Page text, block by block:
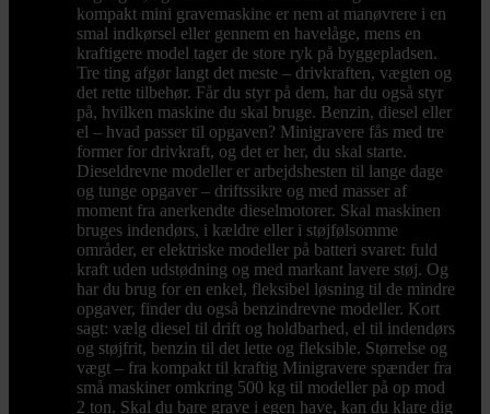
kompakt mini gravemaskine er nem at manøvrere i en
smal indkørsel eller gennem en havelåge, mens en
kraftigere model tager de store ryk på byggepladsen.
Tre ting afgør langt det meste – drivkraften, vægten og
det rette tilbehør. Får du styr på dem, har du også styr
på, hvilken maskine du skal bruge. Benzin, diesel eller
el – hvad passer til opgaven? Minigravere fås med tre
former for drivkraft, og det er her, du skal starte.
Dieseldrevne modeller er arbejdshesten til lange dage
og tunge opgaver – driftssikre og med masser af
moment fra anerkendte dieselmotorer. Skal maskinen
bruges indendørs, i kældre eller i støjfølsomme
områder, er elektriske modeller på batteri svaret: fuld
kraft uden udstødning og med markant lavere støj. Og
har du brug for en enkel, fleksibel løsning til de mindre
opgaver, finder du også benzindrevne modeller. Kort
sagt: vælg diesel til drift og holdbarhed, el til indendørs
og støjfrit, benzin til det lette og fleksible. Størrelse og
vægt – fra kompakt til kraftig Minigravere spænder fra
små maskiner omkring 500 kg til modeller på op mod
2 ton. Skal du bare grave i egen have, kan du klare dig